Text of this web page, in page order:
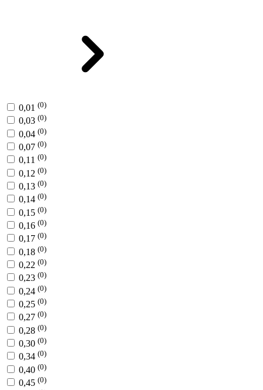
0,01 (0)
0,03 (0)
0,04 (0)
0,07 (0)
0,11 (0)
0,12 (0)
0,13 (0)
0,14 (0)
0,15 (0)
0,16 (0)
0,17 (0)
0,18 (0)
0,22 (0)
0,23 (0)
0,24 (0)
0,25 (0)
0,27 (0)
0,28 (0)
0,30 (0)
0,34 (0)
0,40 (0)
0,45 (0)